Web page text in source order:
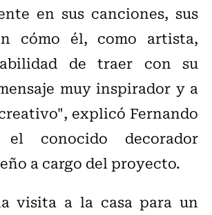
en sus canciones, sus
cómo él, como artista,
de traer con su
muy inspirador y a
explicó Fernando
el conocido decorador
a cargo del proyecto.
visita a la casa para un